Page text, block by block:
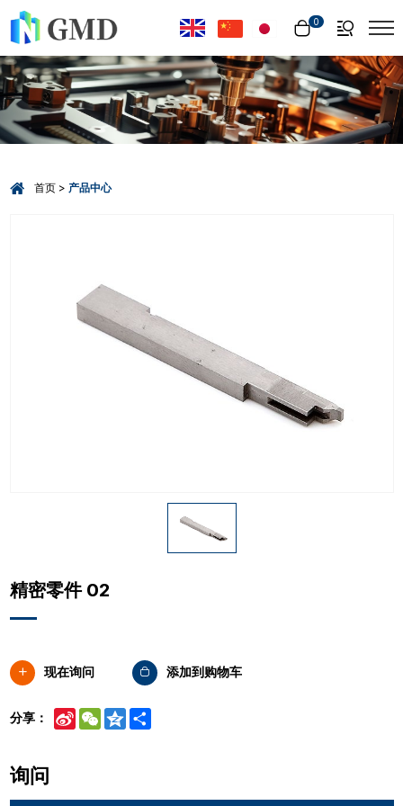
Select Language ▼ 0
首页 产品中心
精密零件 02
现在询问 添加到购物车
分享：
Sina
Weibo
WeChatQzone
询问